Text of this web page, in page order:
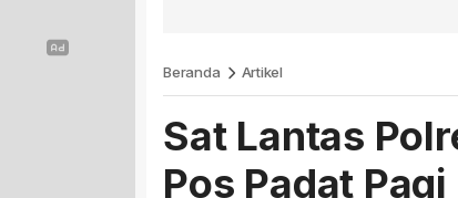
Beranda Artikel
Sat Lantas
Pos Padat Pagi